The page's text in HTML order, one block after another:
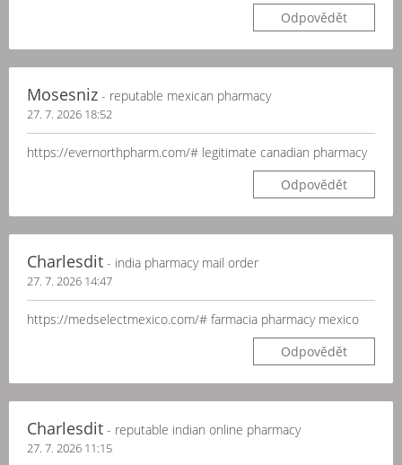
Odpovědět
Mosesniz - reputable mexican pharmacy
27. 7. 2026 18:52
https://evernorthpharm.com/# legitimate canadian pharmacy
Odpovědět
Charlesdit - india pharmacy mail order
27. 7. 2026 14:47
https://medselectmexico.com/# farmacia pharmacy mexico
Odpovědět
Charlesdit - reputable indian online pharmacy
27. 7. 2026 11:15